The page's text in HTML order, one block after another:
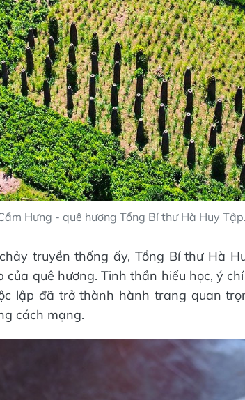
Hưng - quê hương Tổng Bí thư Hà Huy
truyền thống ấy, Tổng Bí thư Hà
của quê hương. Tinh thần hiếu học, ý
lập đã trở thành hành trang quan
cách mạng.